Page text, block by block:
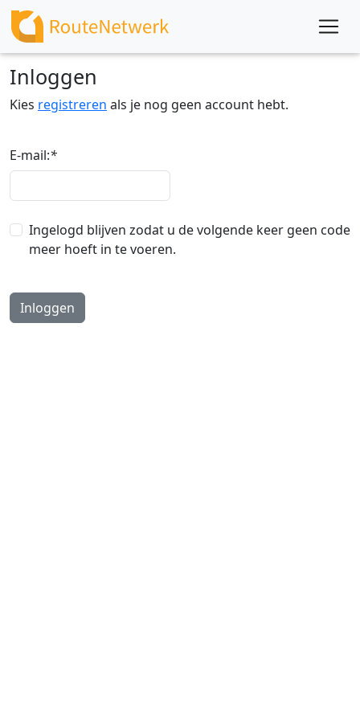
Inloggen
Kies registreren als je nog geen account hebt.
E-mail:*
Ingelogd blijven zodat u de volgende keer geen code
meer hoeft in te voeren.
Inloggen